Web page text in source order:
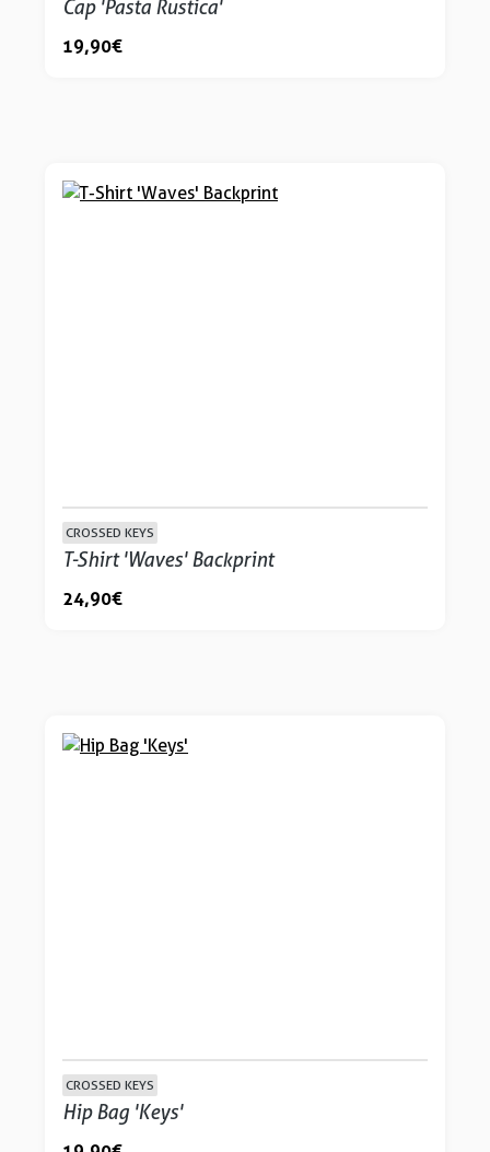
Cap 'Pasta Rustica'
19,90 €
CROSSED KEYS
T-Shirt 'Waves' Backprint
24,90 €
CROSSED KEYS
Hip Bag 'Keys'